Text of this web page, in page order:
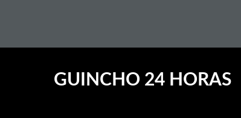
GUINCHO 24 HORAS